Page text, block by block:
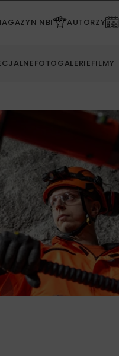
NBI AUTORZY
FOTOGALERIEFILMY